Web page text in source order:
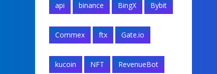
api binance BingX Bybit
Commex ftx Gate.io
kucoin NFT RevenueBot